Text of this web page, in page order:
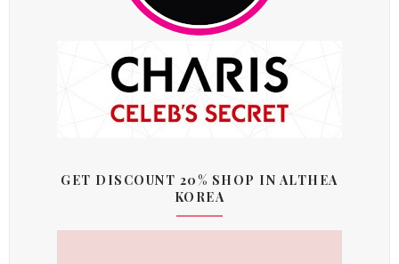
GET DISCOUNT 20% SHOP IN ALTHEA
KOREA